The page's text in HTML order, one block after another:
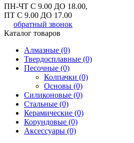
ПН-ЧТ С 9.00 ДО 18.00,
ПТ С 9.00 ДО 17.00
обратный звонок
Каталог товаров
Алмазные (0)
Твердосплавные (0)
Песочные (0)
Колпачки (0)
Основы (0)
Силиконовые (0)
Стальные (0)
Керамические (0)
Корундовые (0)
Аксессуары (0)